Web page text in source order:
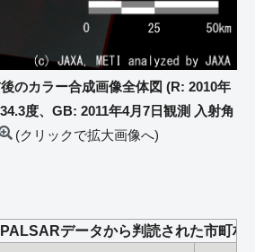
のカラー合成画像全体図 (R: 2010年
度、GB: 2011年4月7日観測 入射角
(クリックで拡大画像へ)
データから判読された市町村